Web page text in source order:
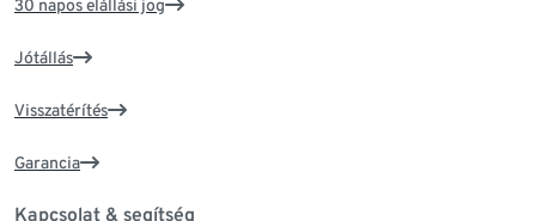
30 napos elállási jog
Jótállás
Visszatérítés
Garancia
Kapcsolat & segítség